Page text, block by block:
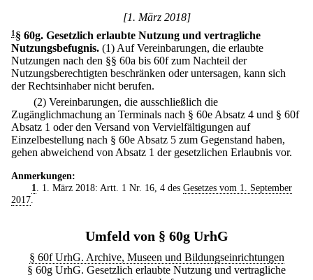
[1. März 2018]
1 § 60g. Gesetzlich erlaubte Nutzung und vertragliche
Nutzungsbefugnis. (1) Auf Vereinbarungen, die erlaubte
Nutzungen nach den §§ 60a bis 60f zum Nachteil der
Nutzungsberechtigten beschränken oder untersagen, kann sich
der Rechtsinhaber nicht berufen.
(2) Vereinbarungen, die ausschließlich die
Zugänglichmachung an Terminals nach § 60e Absatz 4 und § 60f
Absatz 1 oder den Versand von Vervielfältigungen auf
Einzelbestellung nach § 60e Absatz 5 zum Gegenstand haben,
gehen abweichend von Absatz 1 der gesetzlichen Erlaubnis vor.
Anmerkungen:
1. 1. März 2018: Artt. 1 Nr. 16, 4 des Gesetzes vom 1. September
2017.
Umfeld von § 60g UrhG
§ 60f UrhG. Archive, Museen und Bildungseinrichtungen
§ 60g UrhG. Gesetzlich erlaubte Nutzung und vertragliche